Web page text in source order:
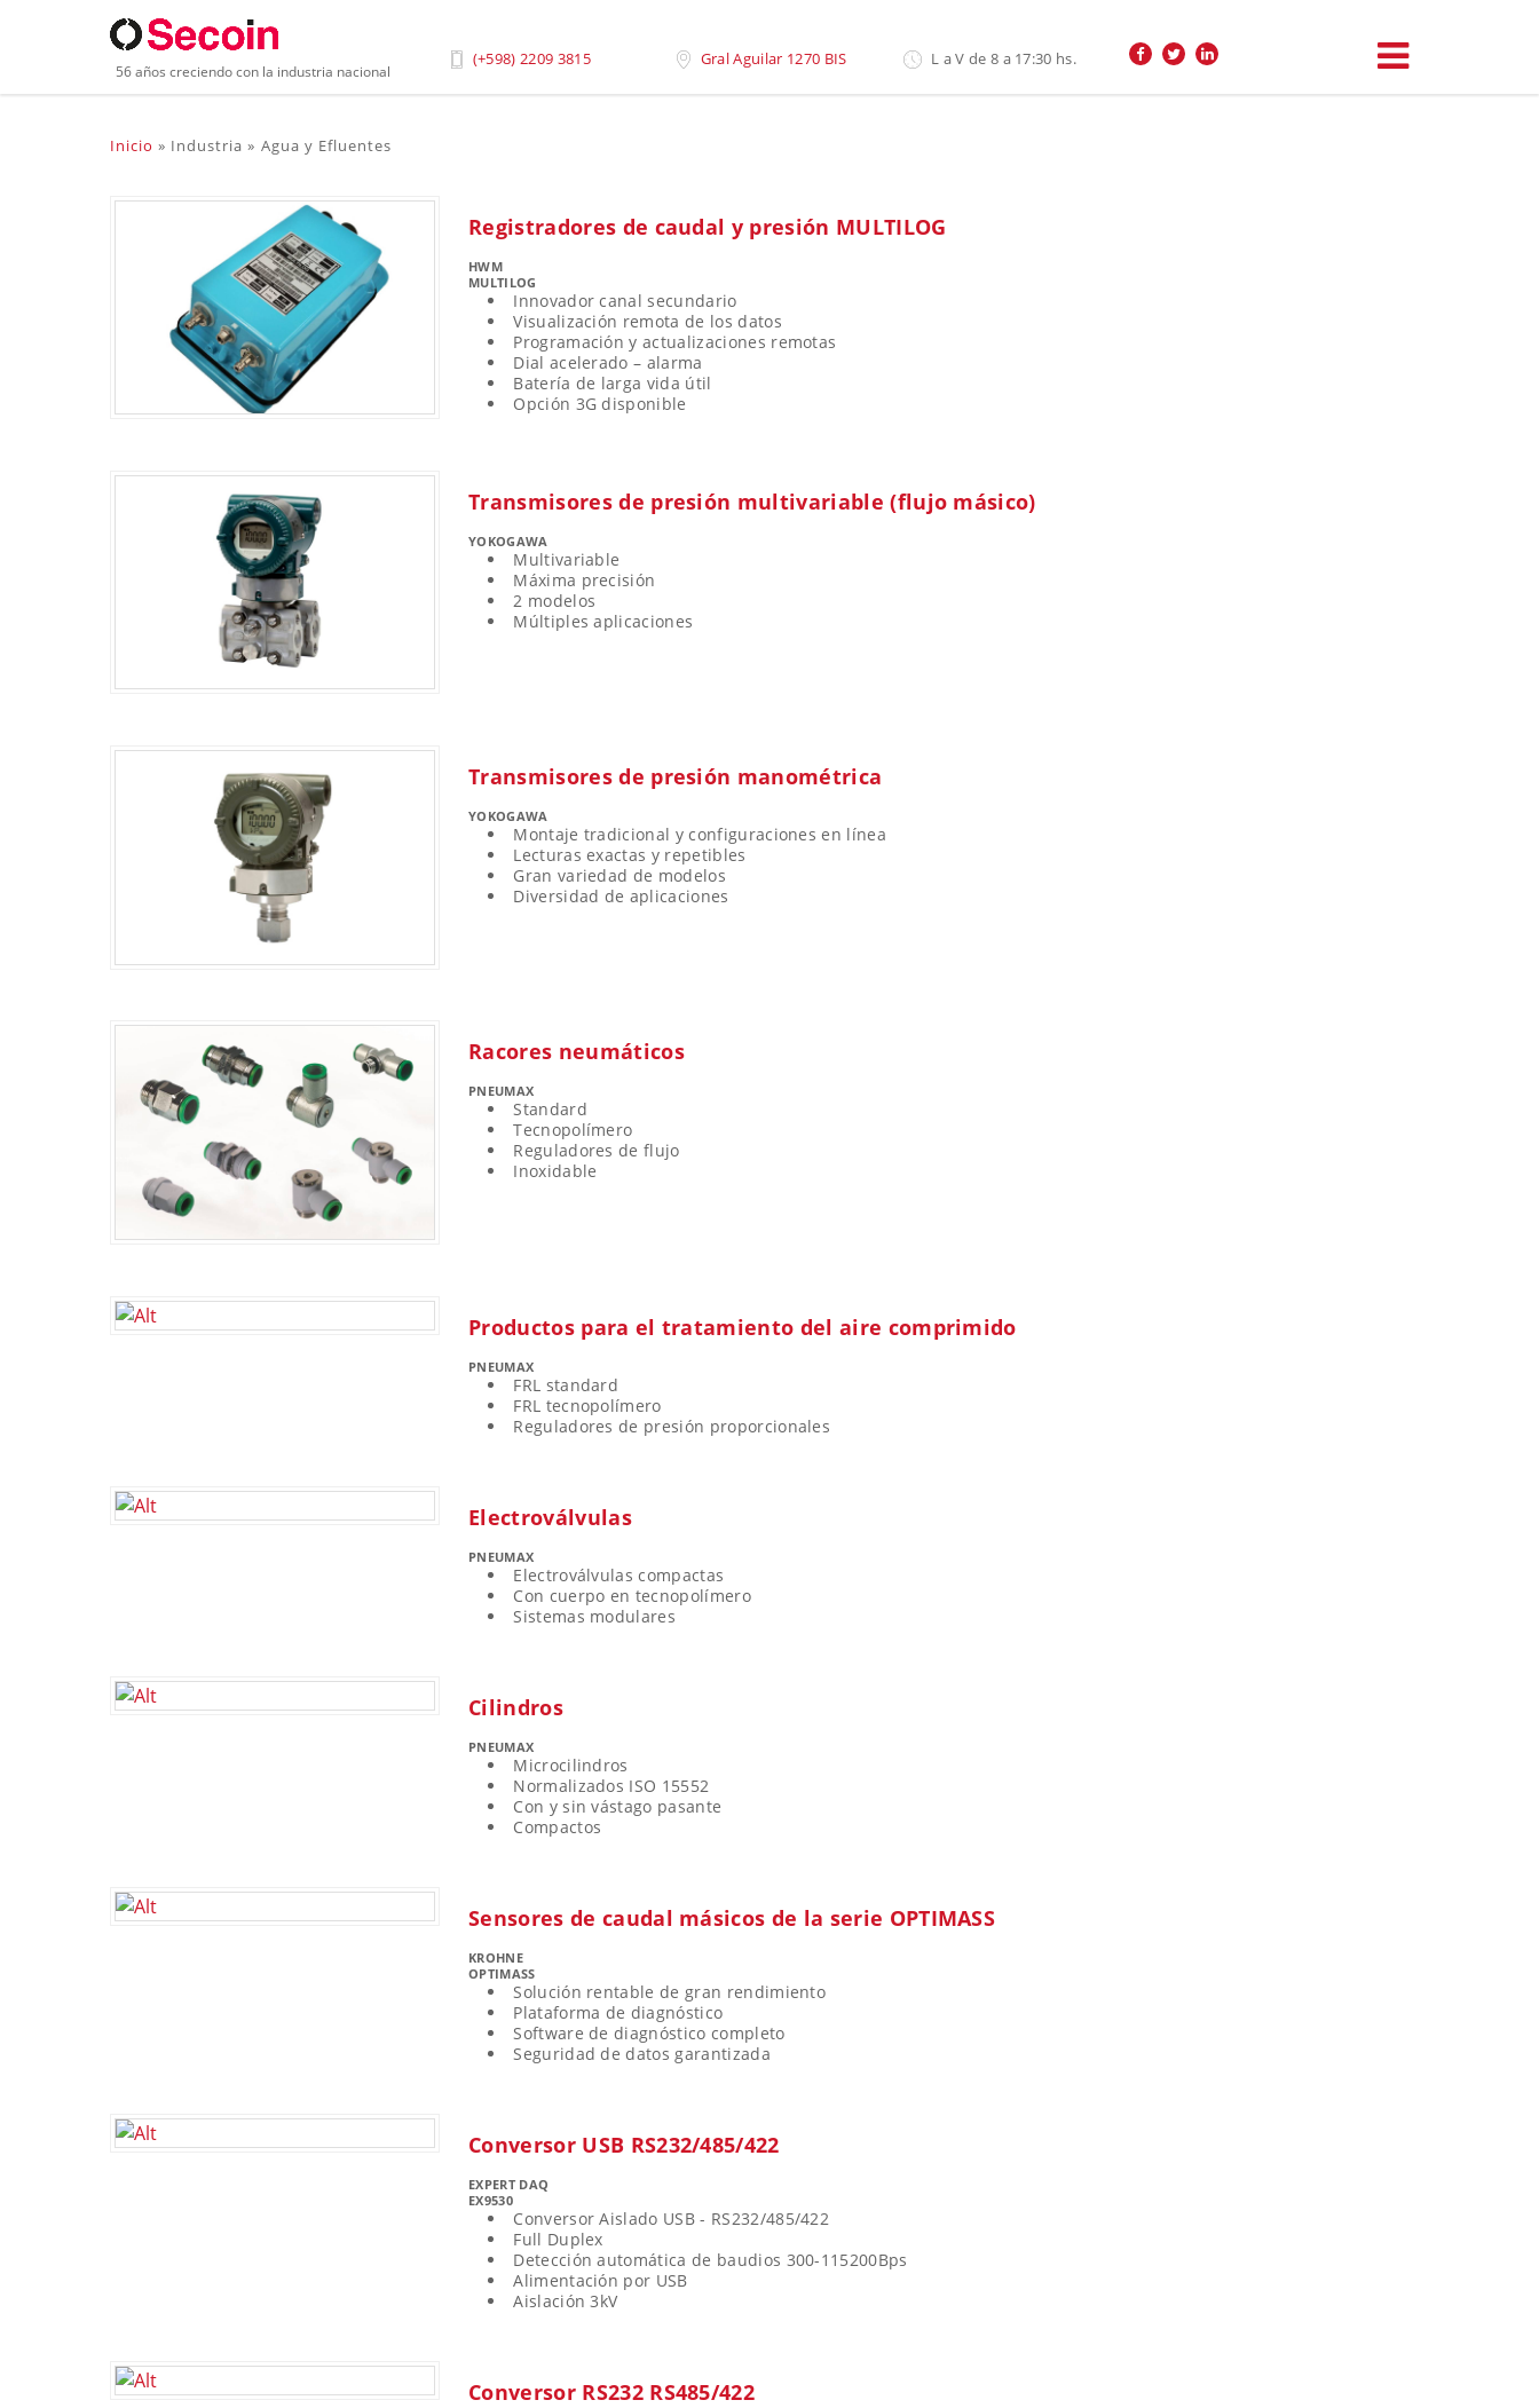
56 años creciendo con la industria nacional
(+598) 2209 3815 Gral Aguilar 1270 BIS L a V de 8 a 17:30 hs.
Inicio » Industria » Agua y Efluentes
Registradores de caudal y presión MULTILOG
HWM
MULTILOG
Innovador canal secundario
Visualización remota de los datos
Programación y actualizaciones remotas
Dial acelerado – alarma
Batería de larga vida útil
Opción 3G disponible
Transmisores de presión multivariable (flujo másico)
YOKOGAWA
Multivariable
Máxima precisión
2 modelos
Múltiples aplicaciones
Transmisores de presión manométrica
YOKOGAWA
Montaje tradicional y configuraciones en línea
Lecturas exactas y repetibles
Gran variedad de modelos
Diversidad de aplicaciones
Racores neumáticos
PNEUMAX
Standard
Tecnopolímero
Reguladores de flujo
Inoxidable
Productos para el tratamiento del aire comprimido
PNEUMAX
FRL standard
FRL tecnopolímero
Reguladores de presión proporcionales
Electroválvulas
PNEUMAX
Electroválvulas compactas
Con cuerpo en tecnopolímero
Sistemas modulares
Cilindros
PNEUMAX
Microcilindros
Normalizados ISO 15552
Con y sin vástago pasante
Compactos
Sensores de caudal másicos de la serie OPTIMASS
KROHNE
OPTIMASS
Solución rentable de gran rendimiento
Plataforma de diagnóstico
Software de diagnóstico completo
Seguridad de datos garantizada
Conversor USB RS232/485/422
EXPERT DAQ
EX9530
Conversor Aislado USB - RS232/485/422
Full Duplex
Detección automática de baudios 300-115200Bps
Alimentación por USB
Aislación 3kV
Conversor RS232 RS485/422